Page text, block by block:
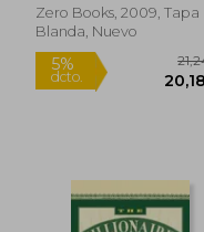
Zero Books, 2009, Tapa
Blanda, Nuevo